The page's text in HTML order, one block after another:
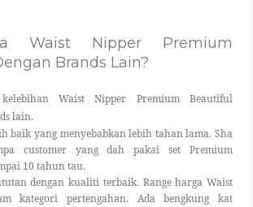
Waist Nipper Premium
Brands Lain?
Waist Nipper Premium Beautiful
lain.
baik yang menyebabkan lebih tahan lama. Sha
customer yang dah pakai set Premium
10 tahun tau.
dengan kualiti terbaik. Range harga Waist
kategori pertengahan. Ada bengkung kat